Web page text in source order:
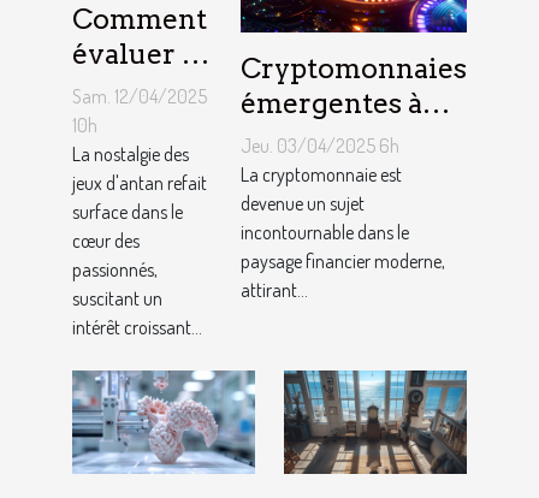
Comment
évaluer la
valeur de
vos
consoles
de jeux
vidéo
rétro
Sam. 12/04/2025
10h
La nostalgie des
jeux d'antan refait
surface dans le
cœur des
passionnés,
suscitant un
intérêt croissant...
Cryptomonnaies
émergentes à
surveiller en
2023 Potentiel
de croissance et
risques associés
Jeu. 03/04/2025 6h
La cryptomonnaie est
devenue un sujet
incontournable dans le
paysage financier moderne,
attirant...